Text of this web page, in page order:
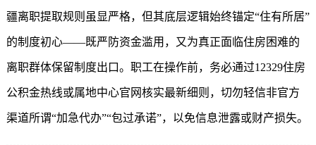
疆离职提取规则虽显严格，但其底层逻辑始终锚定“住有所居”
的制度初心——既严防资金滥用，又为真正面临住房困难的
离职群体保留制度出口。职工在操作前，务必通过12329住房
公积金热线或属地中心官网核实最新细则，切勿轻信非官方
渠道所谓“加急代办”“包过承诺”，以免信息泄露或财产损失。